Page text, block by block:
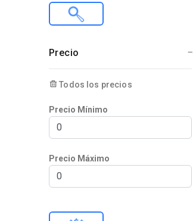
Precio
Todos los precios
Precio Mínimo
Precio Máximo